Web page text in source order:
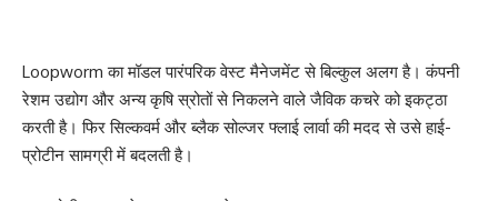
Loopworm का मॉडल पारंपरिक वेस्ट मैनेजमेंट से बिल्कुल अलग है। कंपनी
रेशम उद्योग और अन्य कृषि स्रोतों से निकलने वाले जैविक कचरे को इकट्ठा
करती है। फिर सिल्कवर्म और ब्लैक सोल्जर फ्लाई लार्वा की मदद से उसे हाई-
प्रोटीन सामग्री में बदलती है।